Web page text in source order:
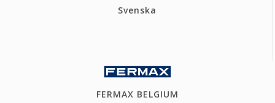
Svenska
FERMAX BELGIUM